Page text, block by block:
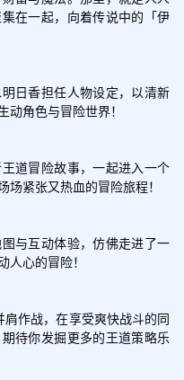
在一起，向着传说中的「伊
日香担任人物设定，以清新
角色与冒险世界！
道冒险故事，一起进入一个
紧张又热血的冒险旅程！
与互动体验，仿佛走进了一
心的冒险！
作战，在享受爽快战斗的同
待你发掘更多的王道策略乐